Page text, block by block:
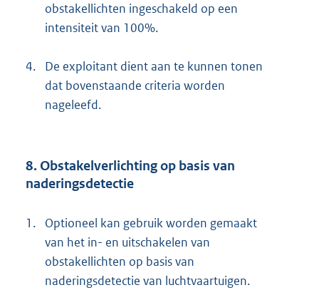
obstakellichten ingeschakeld op een
intensiteit van 100%.
4.
De exploitant dient aan te kunnen tonen
dat bovenstaande criteria worden
nageleefd.
8. Obstakelverlichting op basis van
naderingsdetectie
1.
Optioneel kan gebruik worden gemaakt
van het in- en uitschakelen van
obstakellichten op basis van
naderingsdetectie van luchtvaartuigen.